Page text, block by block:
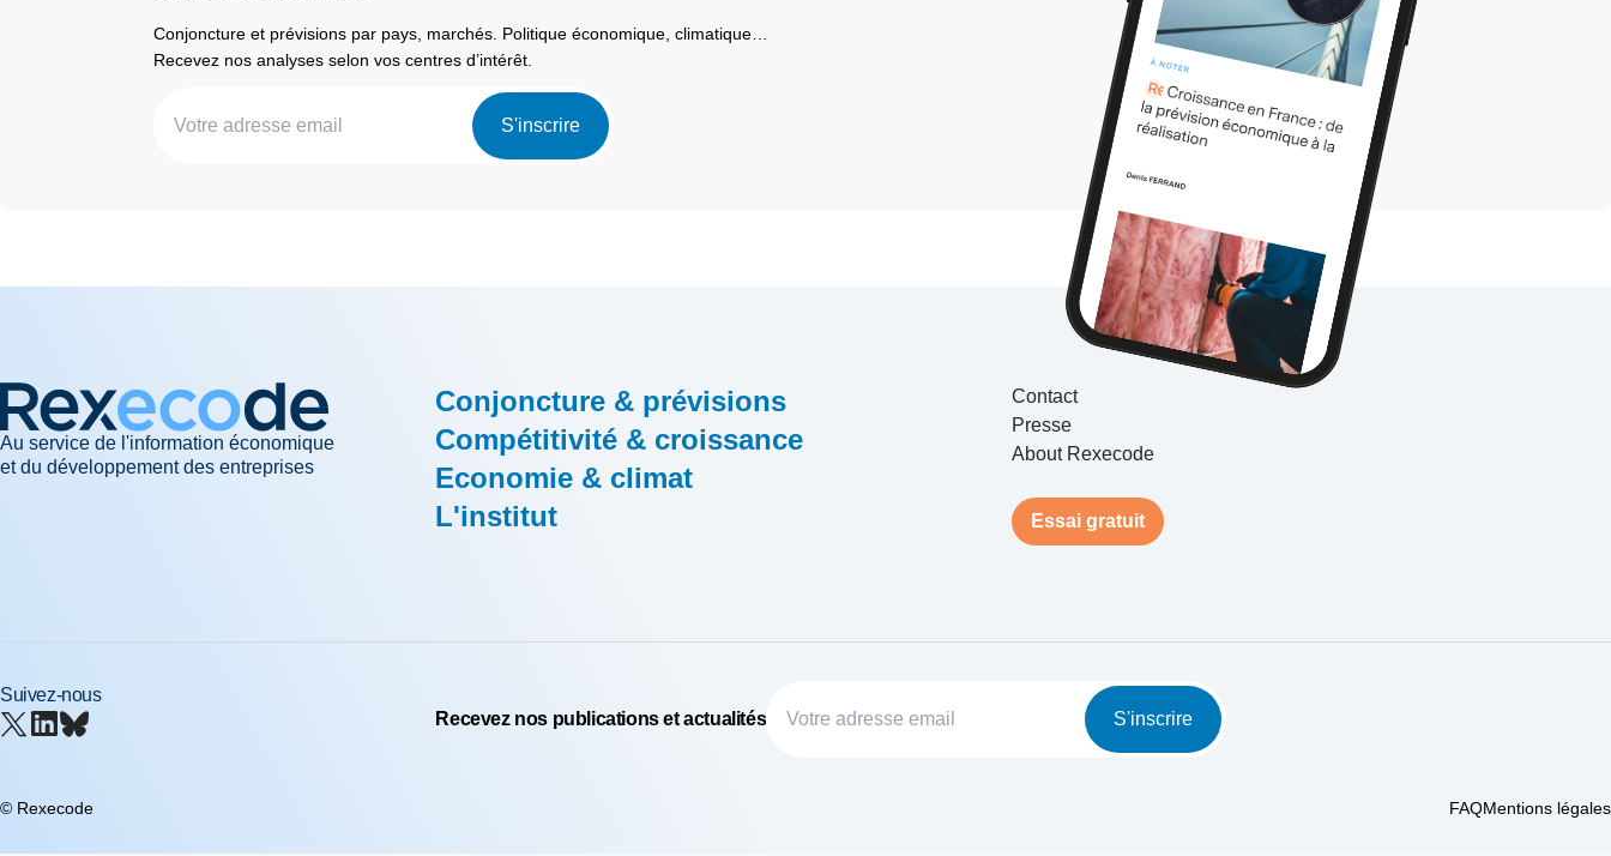
Conjoncture et prévisions par pays, marchés. Politique économique, climatique…
Recevez nos analyses selon vos centres d’intérêt.
S'inscrire
Au service de l'information économique
et du développement des entreprises
Conjoncture & prévisions
Compétitivité & croissance
Economie & climat
L'institut
Contact
Presse
About Rexecode
Essai gratuit
Suivez-nous
Recevez nos publications et actualités
S'inscrire
© Rexecode FAQMentions légales